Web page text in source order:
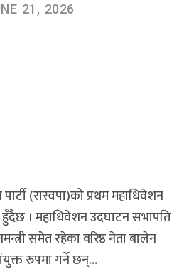
21, 2026
पार्टी (रास्वपा)को प्रथम महाधिवेशन
। महाधिवेशन उदघाटन सभापति
समेत रहेका वरिष्ठ नेता बालेन
रुपमा गर्ने छन्…